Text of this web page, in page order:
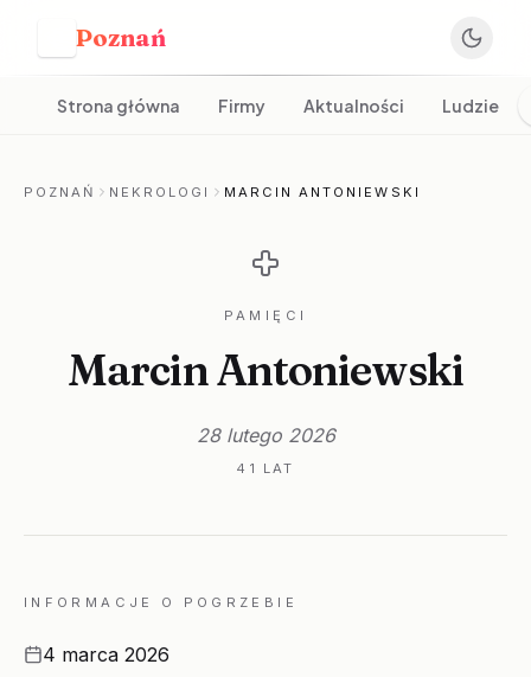
Poznań
Strona główna Firmy Aktualności Ludzie
POZNAŃ NEKROLOGI MARCIN ANTONIEWSKI
PAMIĘCI
Marcin Antoniewski
28 lutego 2026
41 LAT
INFORMACJE O POGRZEBIE
Data4 marca 2026